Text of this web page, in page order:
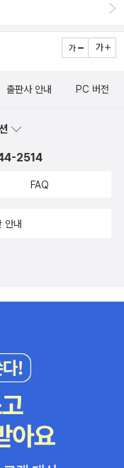
책은 미리 고르는데,
도 거드는 식이었다. 난 독
도록 팁을 좀 주기도 했
들어 <Who could it be,
딸 배에 넣어 데리고 있
형샵에서 산 거다. 당시
하고 나오더니 진이 다
치고 나서는 봉사시간
아이랑 나눌 수 있는
들이 더 커봐야 알게 된
한 시간이 그리 많지 않
게 함께하는 시간들로
아이들이 흥미로워하는
면 합니다. 특히 태은양
출판사 안내 PC 버전
2514
FAQ
안내